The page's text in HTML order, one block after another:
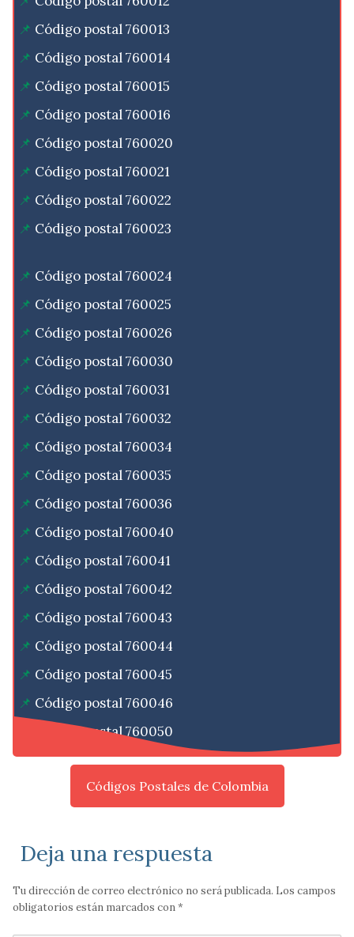
Código postal 760013
Código postal 760014
Código postal 760015
Código postal 760016
Código postal 760020
Código postal 760021
Código postal 760022
Código postal 760023
Código postal 760024
Código postal 760025
Código postal 760026
Código postal 760030
Código postal 760031
Código postal 760032
Código postal 760034
Código postal 760035
Código postal 760036
Código postal 760040
Código postal 760041
Código postal 760042
Código postal 760043
Código postal 760044
Código postal 760045
Código postal 760046
Código postal 760050
Códigos Postales de Colombia
Deja una respuesta
Tu dirección de correo electrónico no será publicada. Los campos
obligatorios están marcados con*